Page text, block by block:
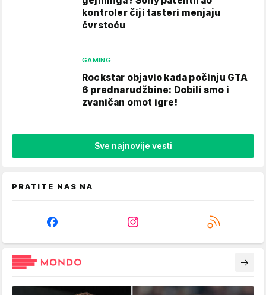
kontroler čiji tasteri menjaju
čvrstoću
GAMING
Rockstar objavio kada počinju GTA
6 prednarudžbine: Dobili smo i
zvaničan omot igre!
Sve najnovije vesti
PRATITE NAS NA